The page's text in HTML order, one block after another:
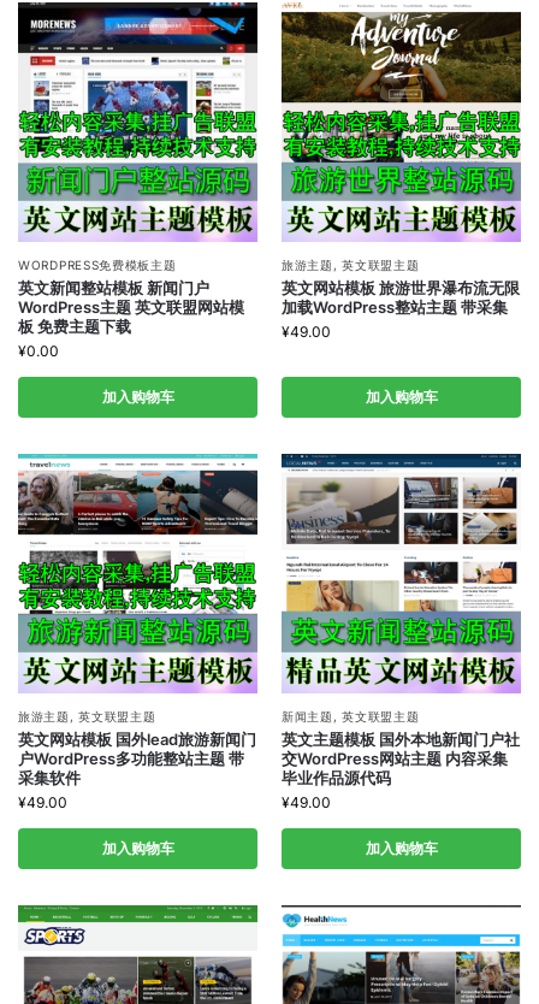
WORDPRESS免费模板主题
英文新闻整站模板 新闻门户
WordPress主题 英文联盟网站模
板 免费主题下载
¥0.00
加入购物车
旅游主题 ,英文联盟主题
英文网站模板 旅游世界瀑布流无限
加载WordPress整站主题 带采集
¥49.00
加入购物车
旅游主题 ,英文联盟主题
英文网站模板 国外lead旅游新闻门
户WordPress多功能整站主题 带
采集软件
¥49.00
加入购物车
新闻主题 ,英文联盟主题
英文主题模板 国外本地新闻门户社
交WordPress网站主题 内容采集
毕业作品源代码
¥49.00
加入购物车